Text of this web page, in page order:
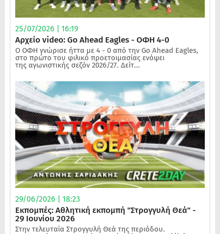
25/07/2026 | 16:19
Αρχείο video: Go Ahead Eagles - ΟΦΗ 4-0
Ο ΟΦΗ γνώρισε ήττα με 4 - 0 από την Go Ahead Eagles,
στο πρώτο του φιλικό προετοιμασίας ενόψει
της αγωνιστικής σεζόν 2026/27. Δείτ...
29/06/2026 | 18:23
Εκπομπές: Αθλητική εκπομπή "Στρογγυλή Θεά" -
29 Ιουνίου 2026
Στην τελευταία Στρογγυλή Θεά της περιόδου.